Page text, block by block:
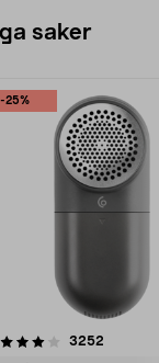
saker
-25%
3252
4.5av 5 stjärnor